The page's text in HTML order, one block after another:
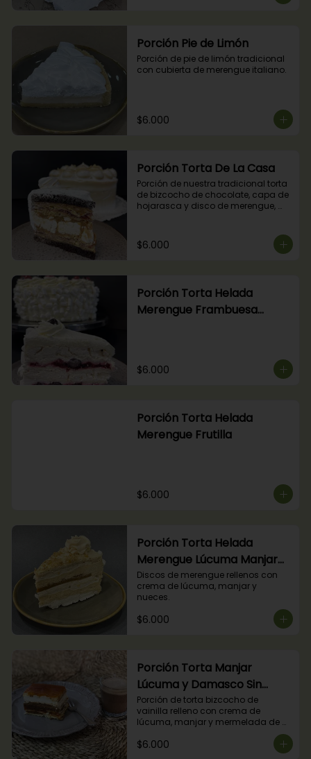
Porción Pie de Limón
Porción de pie de limón tradicional
con cubierta de merengue italiano.
$6.000
Porción Torta De La Casa
Porción de nuestra tradicional torta
de bizcocho de chocolate, capa de
hojarasca y disco de merengue,
$6.000
Porción Torta Helada
Merengue Frambuesa
$6.000
Porción Torta Helada
Merengue Frutilla
$6.000
Porción Torta Helada
Merengue Lúcuma Manjar
Nuez
Discos de merengue rellenos con
crema de lúcuma, manjar y
nueces.
$6.000
Porción Torta Manjar
Lúcuma y Damasco Sin
Azúcar
Porción de torta bizcocho de
vainilla relleno con crema de
lúcuma, manjar y mermelada de
diabéticos).
$6.000